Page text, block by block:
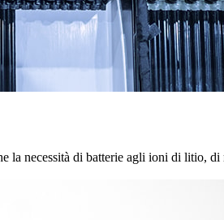
la necessità di batterie agli ioni di litio,